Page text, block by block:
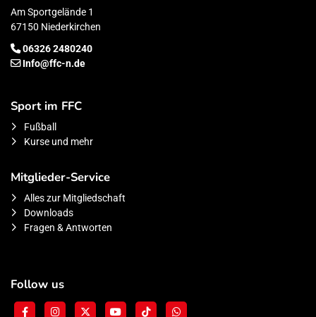
Am Sportgelände 1
67150 Niederkirchen
06326 2480240
Info@ffc-n.de
Sport im FFC
Fußball
Kurse und mehr
Mitglieder-Service
Alles zur Mitgliedschaft
Downloads
Fragen & Antworten
Follow us